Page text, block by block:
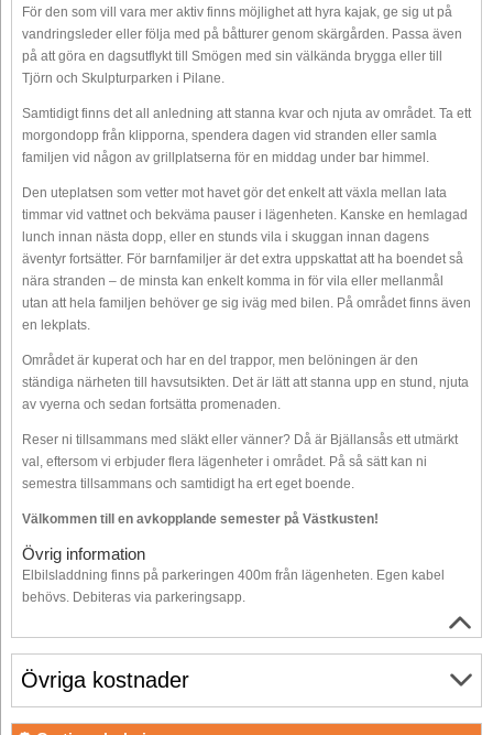
För den som vill vara mer aktiv finns möjlighet att hyra kajak, ge sig ut på
vandringsleder eller följa med på båtturer genom skärgården. Passa även
på att göra en dagsutflykt till Smögen med sin välkända brygga eller till
Tjörn och Skulpturparken i Pilane.
Samtidigt finns det all anledning att stanna kvar och njuta av området. Ta ett
morgondopp från klipporna, spendera dagen vid stranden eller samla
familjen vid någon av grillplatserna för en middag under bar himmel.
Den uteplatsen som vetter mot havet gör det enkelt att växla mellan lata
timmar vid vattnet och bekväma pauser i lägenheten. Kanske en hemlagad
lunch innan nästa dopp, eller en stunds vila i skuggan innan dagens
äventyr fortsätter. För barnfamiljer är det extra uppskattat att ha boendet så
nära stranden – de minsta kan enkelt komma in för vila eller mellanmål
utan att hela familjen behöver ge sig iväg med bilen. På området finns även
en lekplats.
Området är kuperat och har en del trappor, men belöningen är den
ständiga närheten till havsutsikten. Det är lätt att stanna upp en stund, njuta
av vyerna och sedan fortsätta promenaden.
Reser ni tillsammans med släkt eller vänner? Då är Bjällansås ett utmärkt
val, eftersom vi erbjuder flera lägenheter i området. På så sätt kan ni
semestra tillsammans och samtidigt ha ert eget boende.
Välkommen till en avkopplande semester på Västkusten!
Övrig information
Elbilsladdning finns på parkeringen 400m från lägenheten. Egen kabel
behövs. Debiteras via parkeringsapp.
Övriga kostnader